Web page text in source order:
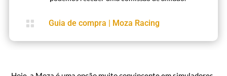
podemos receber uma comissão de afiliado.
 Guia de compra|Moza Racing